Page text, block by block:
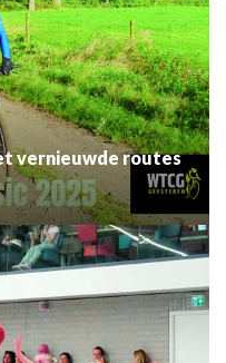
Vasser Heuvelen Classic met vernieuwde routes